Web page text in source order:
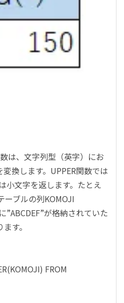
は、文字列型（英字）にお
換します。UPPER関数では
小文字を返します。たとえ
ブルの列KOMOJI
”ABCDEF”が格納されていた
す。
FROM